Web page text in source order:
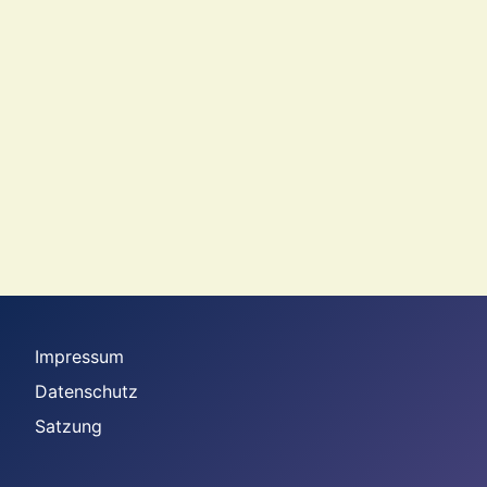
Impressum
Datenschutz
Satzung